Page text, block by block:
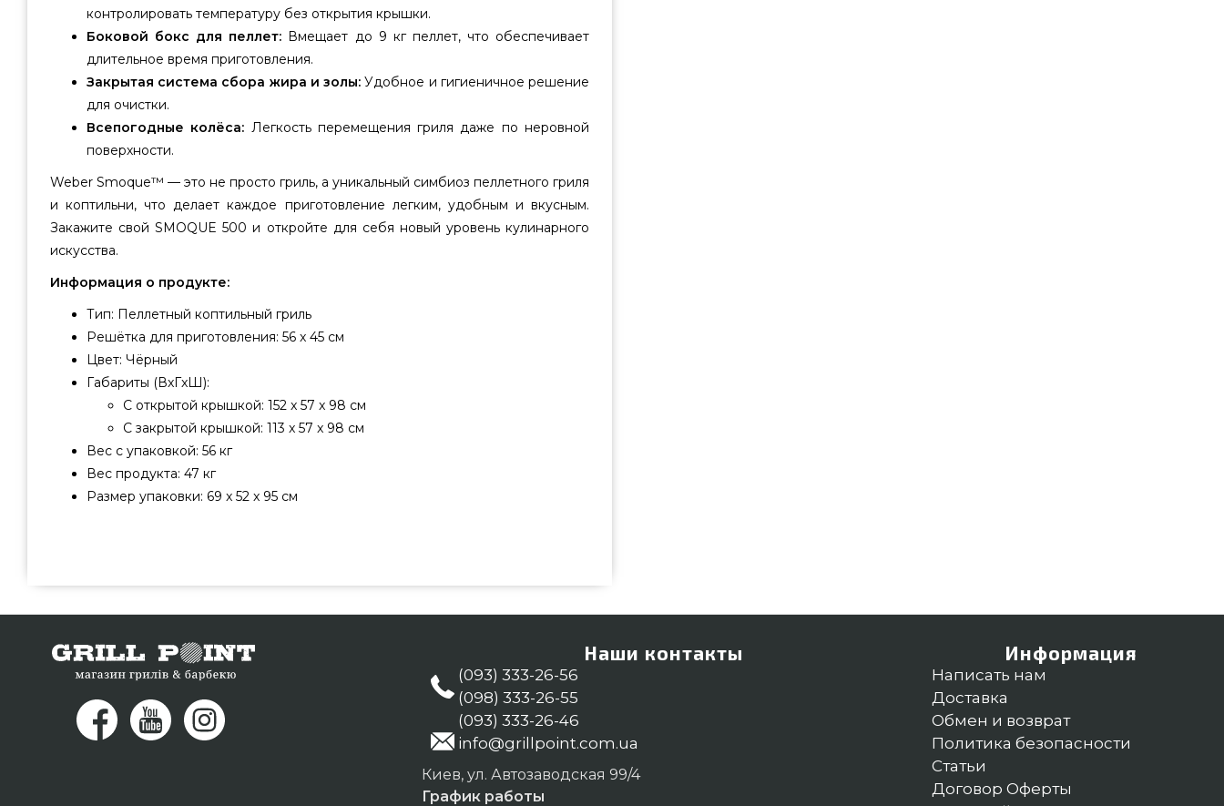
контролировать температуру без открытия крышки.
Боковой бокс для пеллет: Вмещает до 9 кг пеллет, что обеспечивает
длительное время приготовления.
Закрытая система сбора жира и золы: Удобное и гигиеничное решение
для очистки.
Всепогодные колёса: Легкость перемещения гриля даже по неровной
поверхности.
Weber Smoque™ — это не просто гриль, а уникальный симбиоз пеллетного гриля
и коптильни, что делает каждое приготовление легким, удобным и вкусным.
Закажите свой SMOQUE 500 и откройте для себя новый уровень кулинарного
искусства.
Информация о продукте:
Тип: Пеллетный коптильный гриль
Решётка для приготовления: 56 x 45 см
Цвет: Чёрный
Габариты (ВxГxШ):
С открытой крышкой: 152 x 57 x 98 см
С закрытой крышкой: 113 x 57 x 98 см
Вес с упаковкой: 56 кг
Вес продукта: 47 кг
Размер упаковки: 69 x 52 x 95 см
интернет магазина грилей и барбекью GrillPoint. Смотрите и покупайте также
Пеллетные грили в интернет магазине Гриль Поинт. Позвоните прямо сейчас нашим
проживающим в городах: Каменец-Подольский, Ивано-Франковск, Белая Церковь
Наши контакты
(093) 333-26-56
(098) 333-26-55
(093) 333-26-46
info@grillpoint.com.ua
Киев, ул. Автозаводская 99/4
График работы
Информация
Написать нам
Доставка
Обмен и возврат
Политика безопасности
Статьи
Договор Оферты